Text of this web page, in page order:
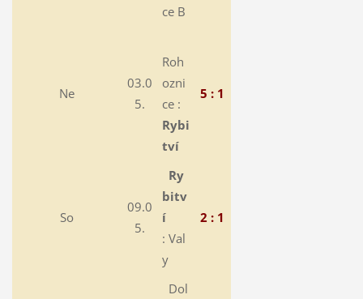
ce B
Ne
03.0
5.
Roh
ozni
ce :
Rybi
tví
5 : 1
So
09.0
5.
Ry
bitv
í
: Val
y
2 : 1
Dol